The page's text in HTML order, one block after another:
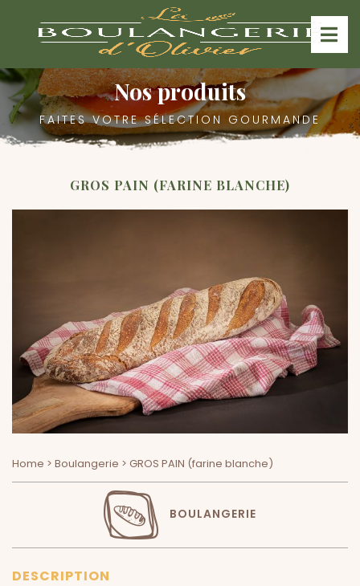
Nos produits
FAITES VOTRE SÉLECTION GOURMANDE
GROS PAIN (FARINE BLANCHE)
Home > Boulangerie > GROS PAIN (farine blanche)
BOULANGERIE
DESCRIPTION